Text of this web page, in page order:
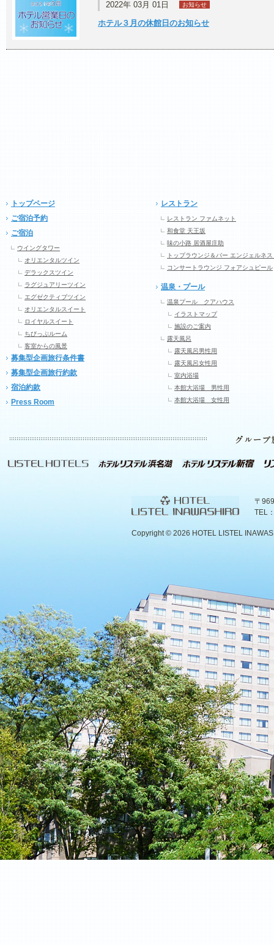
2022年 03月 01日 お知らせ
ホテル３月の休館日のお知らせ
トップページ
ご宿泊予約
ご宿泊
ウイングタワー
オリエンタルツイン
デラックスツイン
ラグジュアリーツイン
エグゼクティブツイン
オリエンタルスイート
ロイヤルスイート
ちびっぷルーム
客室からの風景
募集型企画旅行条件書
募集型企画旅行約款
宿泊約款
Press Room
レストラン
レストラン ファムネット
和食堂 天王坂
味の小路 居酒屋庄助
トップラウンジ＆バー エンジェルネス
コンサートラウンジ フォアシュピール
温泉・プール
温泉プール クアハウス
イラストマップ
施設のご案内
露天風呂
露天風呂男性用
露天風呂女性用
室内浴場
本館大浴場 男性用
本館大浴場 女性用
〒
TEL
Copyright © 2026 HOTEL LISTEL